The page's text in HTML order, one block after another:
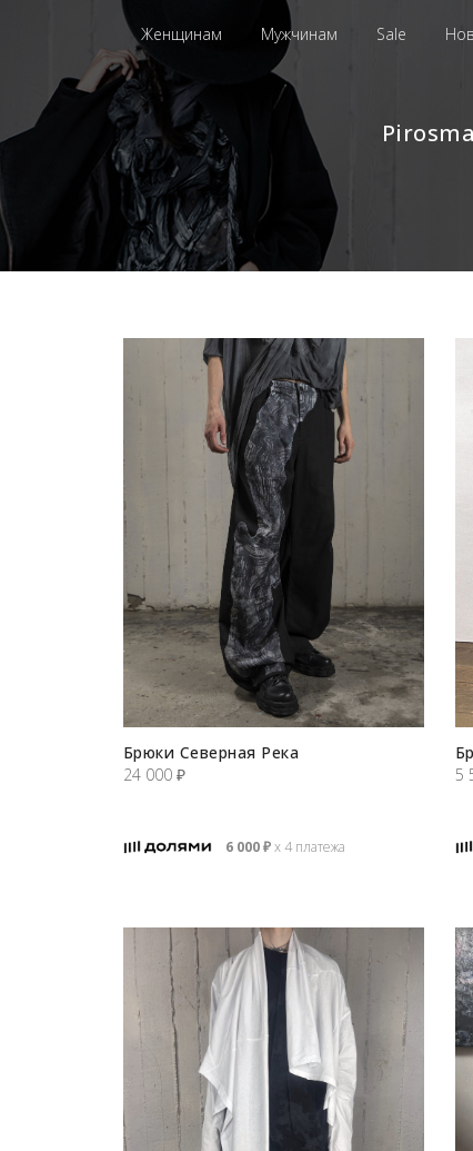
Женщинам Мужчинам Sale
Брюки Северная Река
24 000 ₽
6 000₽х 4 платежа
5